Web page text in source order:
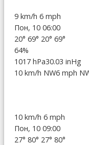
9 km/h 6 mph
Пон, 10 06:00
20° 69° 20° 69°
64%
1017 hPa30.03 inHg
10 km/h NW6 mph
10 km/h 6 mph
Пон, 10 09:00
27° 80° 27° 80°